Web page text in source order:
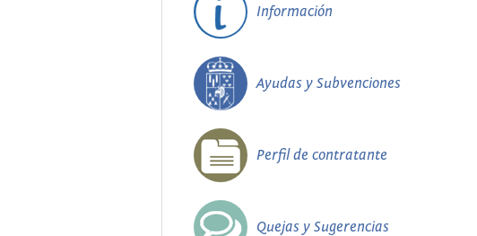
Información
Ayudas y Subvenciones
Perfil de contratante
Quejas y Sugerencias